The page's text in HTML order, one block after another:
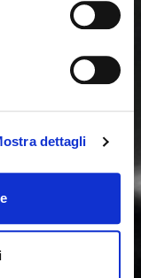
dettagli